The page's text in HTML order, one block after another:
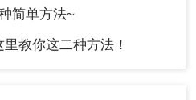
简单方法~
教你这二种方法！